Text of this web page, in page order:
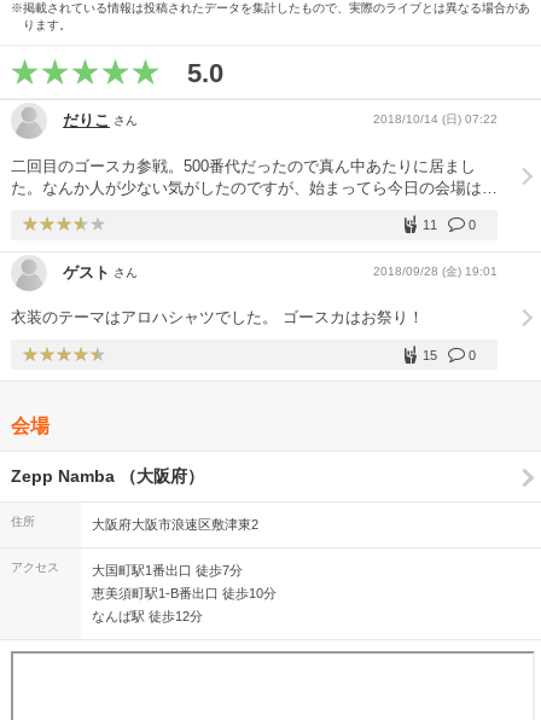
※掲載されている情報は投稿されたデータを集計したもので、実際のライブとは異なる場合があ
ります。
5.0
だりこ さん 2018/10/14 (日) 07:22
二回目のゴースカ参戦。500番代だったので真ん中あたりに居まし
た。なんか人が少ない気がしたのですが、始まってら今日の会場は今
後悔！最後の方で入り口近くの端っこに移動したらすごくよく見え
た。お客さん少ないないせいか盛り上がりがイマイチ？ 曲は大好き
なサンシャインが聴けて良かった！染みました。
0
11
ゲスト さん 2018/09/28 (金) 19:01
衣装のテーマはアロハシャツでした。 ゴースカはお祭り！
0
15
会場
Zepp Namba （大阪府）
住所 大阪府大阪市浪速区敷津東2
アクセス
大国町駅1番出口 徒歩7分
恵美須町駅1-B番出口 徒歩10分
なんば駅 徒歩12分